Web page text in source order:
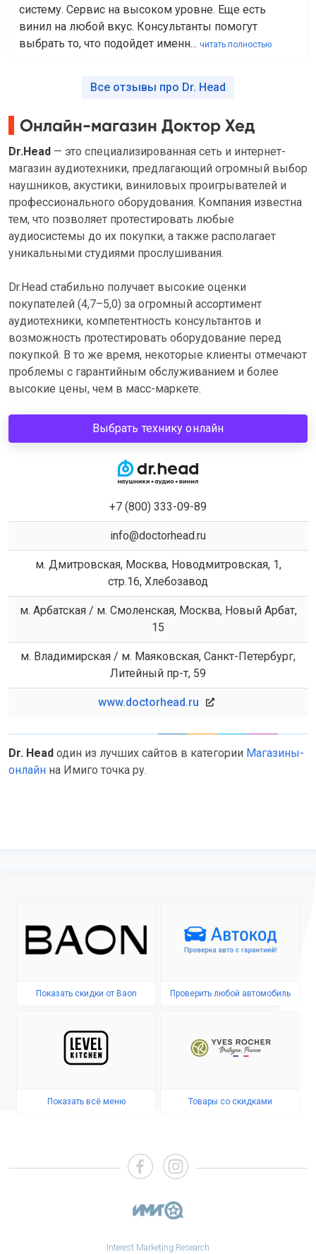
систему. Сервис на высоком уровне. Еще есть
винил на любой вкус. Консультанты помогут
выбрать то, что подойдет именн... читать полностью
Все отзывы про Dr. Head
Онлайн-магазин Доктор Хед
Dr.Head — это специализированная сеть и интернет-
магазин аудиотехники, предлагающий огромный выбор
наушников, акустики, виниловых проигрывателей и
профессионального оборудования. Компания известна
тем, что позволяет протестировать любые
аудиосистемы до их покупки, а также располагает
уникальными студиями прослушивания.
Dr.Head стабильно получает высокие оценки
покупателей (4,7–5,0) за огромный ассортимент
аудиотехники, компетентность консультантов и
возможность протестировать оборудование перед
покупкой. В то же время, некоторые клиенты отмечают
проблемы с гарантийным обслуживанием и более
высокие цены, чем в масс-маркете.
Выбрать технику онлайн
+7 (800) 333-09-89
info@doctorhead.ru
м. Дмитровская, Москва, Новодмитровская, 1,
стр.16, Хлебозавод
м. Арбатская / м. Смоленская, Москва, Новый Арбат,
15
м. Владимирская / м. Маяковская, Санкт-Петербург,
Литейный пр-т, 59
www.doctorhead.ru
Dr. Head один из лучших сайтов в категории Магазины-
онлайн на Имиго точка ру.
Показать скидки от Baon Проверить любой автомобиль
Показать всё меню Товары со скидками
Interest Marketing Research